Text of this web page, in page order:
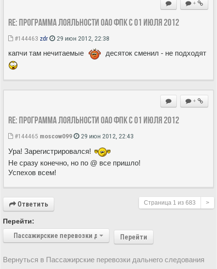
+
Re: Программа лояльности ОАО ФПК с 01 июля 2012
#144463 zdr 29 июн 2012, 22:38
капчи там нечитаемые десяток сменил - не подходят
+
Re: Программа лояльности ОАО ФПК с 01 июля 2012
#144465 moscow099 29 июн 2012, 22:43
Ура! Зарегистрировался!
Не сразу конечно, но по @ все пришло!
Успехов всем!
Ответить Страница 1 из 683 >
Перейти:
Пассажирские перевозки дальнего следования
Перейти
Вернуться в Пассажирские перевозки дальнего следования